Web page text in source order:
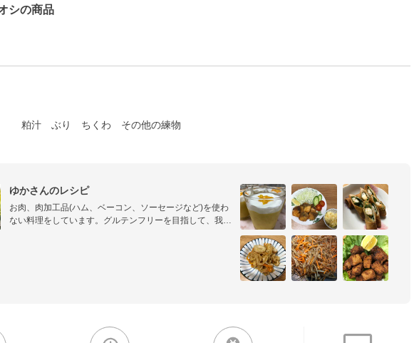
シの商品
粕汁 ぶり ちくわ その他の練物
ゆかさんのレシピ
お肉、肉加工品(ハム、ベーコン、ソーセージなど)を使わ
ない料理をしています。グルテンフリーを目指して、我が